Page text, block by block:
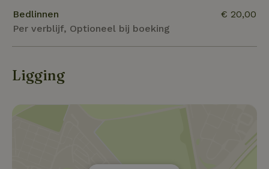
Bedlinnen
Per verblijf, Optioneel bij boeking
€ 20,00
Ligging